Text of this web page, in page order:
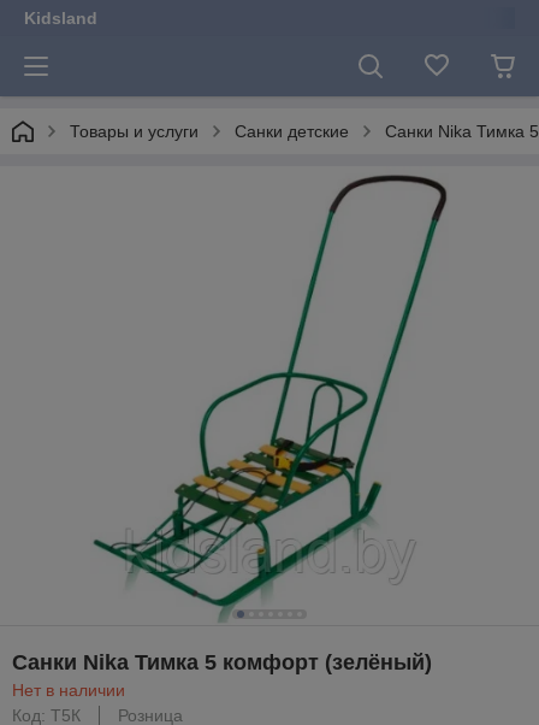
Kidsland
Товары и услуги Санки детские Санки Nika Тимка
Санки Nika Тимка 5 комфорт (зелёный)
Нет в наличии
Код: Т5К
Розница